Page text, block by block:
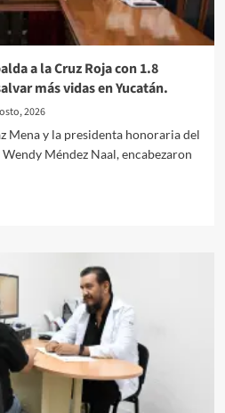
a la Cruz Roja con 1.8
más vidas en Yucatán.
2026
Mena y la presidenta honoraria del
Méndez Naal, encabezaron